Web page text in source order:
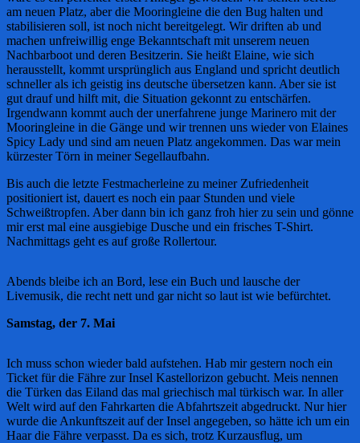
am neuen Platz, aber die Mooringleine die den Bug halten und
stabilisieren soll, ist noch nicht bereitgelegt. Wir driften ab und
machen unfreiwillig enge Bekanntschaft mit unserem neuen
Nachbarboot und deren Besitzerin. Sie heißt Elaine, wie sich
herausstellt, kommt ursprünglich aus England und spricht deutlich
schneller als ich geistig ins deutsche übersetzen kann. Aber sie ist
gut drauf und hilft mit, die Situation gekonnt zu entschärfen.
Irgendwann kommt auch der unerfahrene junge Marinero mit der
Mooringleine in die Gänge und wir trennen uns wieder von Elaines
Spicy Lady und sind am neuen Platz angekommen. Das war mein
kürzester Törn in meiner Segellaufbahn.
Bis auch die letzte Festmacherleine zu meiner Zufriedenheit
positioniert ist, dauert es noch ein paar Stunden und viele
Schweißtropfen. Aber dann bin ich ganz froh hier zu sein und gönne
mir erst mal eine ausgiebige Dusche und ein frisches T-Shirt.
Nachmittags geht es auf große Rollertour.
Abends bleibe ich an Bord, lese ein Buch und lausche der
Livemusik, die recht nett und gar nicht so laut ist wie befürchtet.
Samstag, der 7. Mai
Ich muss schon wieder bald aufstehen. Hab mir gestern noch ein
Ticket für die Fähre zur Insel Kastellorizon gebucht. Meis nennen
die Türken das Eiland das mal griechisch mal türkisch war. In aller
Welt wird auf den Fahrkarten die Abfahrtszeit abgedruckt. Nur hier
wurde die Ankunftszeit auf der Insel angegeben, so hätte ich um ein
Haar die Fähre verpasst. Da es sich, trotz Kurzausflug, um